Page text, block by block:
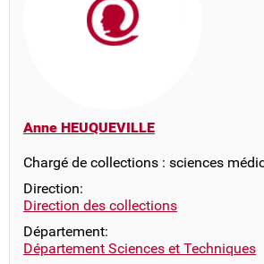
Anne HEUQUEVILLE
Chargé de collections : sciences
Direction:
Direction des collections
Département:
Département Sciences et Techniques